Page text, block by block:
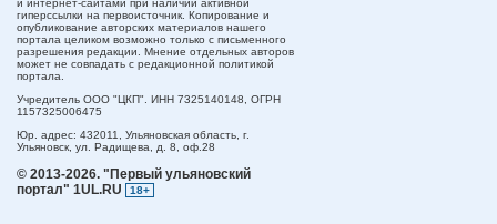
и интернет-сайтами при наличии активной
гиперссылки на первоисточник. Копирование и
опубликование авторских материалов нашего
портала целиком возможно только с письменного
разрешения редакции. Мнение отдельных авторов
может не совпадать с редакционной политикой
портала.
Учредитель ООО "ЦКП". ИНН 7325140148, ОГРН
1157325006475
Юр. адрес: 432011, Ульяновская область, г.
Ульяновск, ул. Радищева, д. 8, оф.28
© 2013-2026. "Первый ульяновский
портал" 1UL.RU
18+